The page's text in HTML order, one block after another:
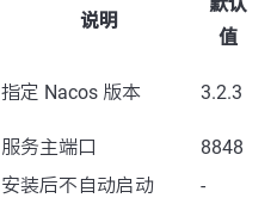
说明
值
指定 Nacos 版本 3.2.3
服务主端口
8848
安装后不自动启动 -